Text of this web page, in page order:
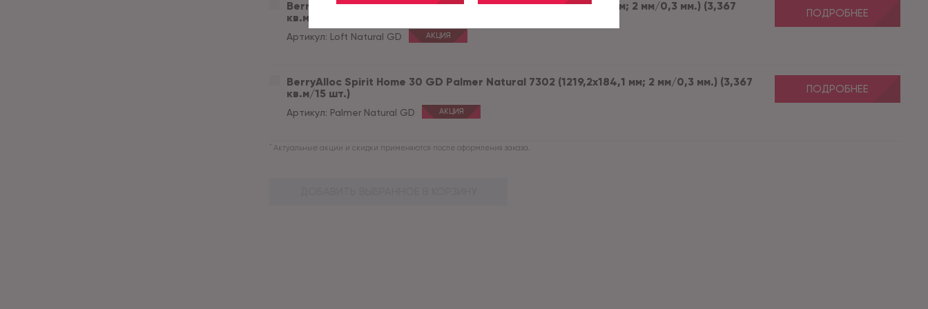
BerryAlloc Spirit Home 30 GD Loft Natural 7392 (1219,2x184,1 мм; 2 мм/0,3 мм.) (3,367
кв.м/15 шт.)
Артикул: Loft Natural GD АКЦИЯ
ПОДРОБНЕЕ
BerryAlloc Spirit Home 30 GD Palmer Natural 7302 (1219,2x184,1 мм; 2 мм/0,3 мм.) (3,367
кв.м/15 шт.)
Артикул: Palmer Natural GD АКЦИЯ
ПОДРОБНЕЕ
* Актуальные акции и скидки применяются после оформления заказа.